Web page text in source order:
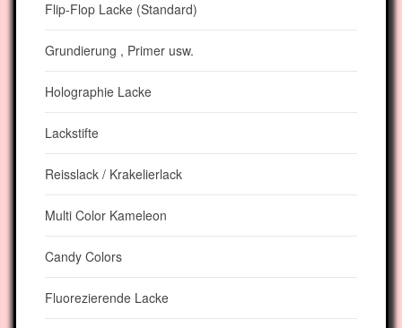
Flip-Flop Lacke (Standard)
Grundierung , Primer usw.
Holographie Lacke
Lackstifte
Reisslack / Krakelierlack
Multi Color Kameleon
Candy Colors
Fluorezierende Lacke